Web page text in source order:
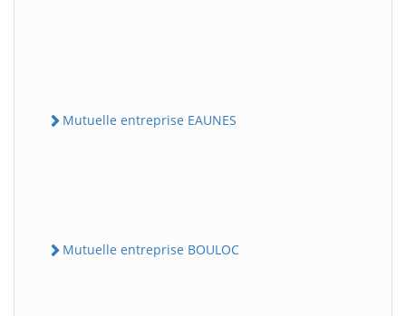
Mutuelle entreprise EAUNES
Mutuelle entreprise BOULOC